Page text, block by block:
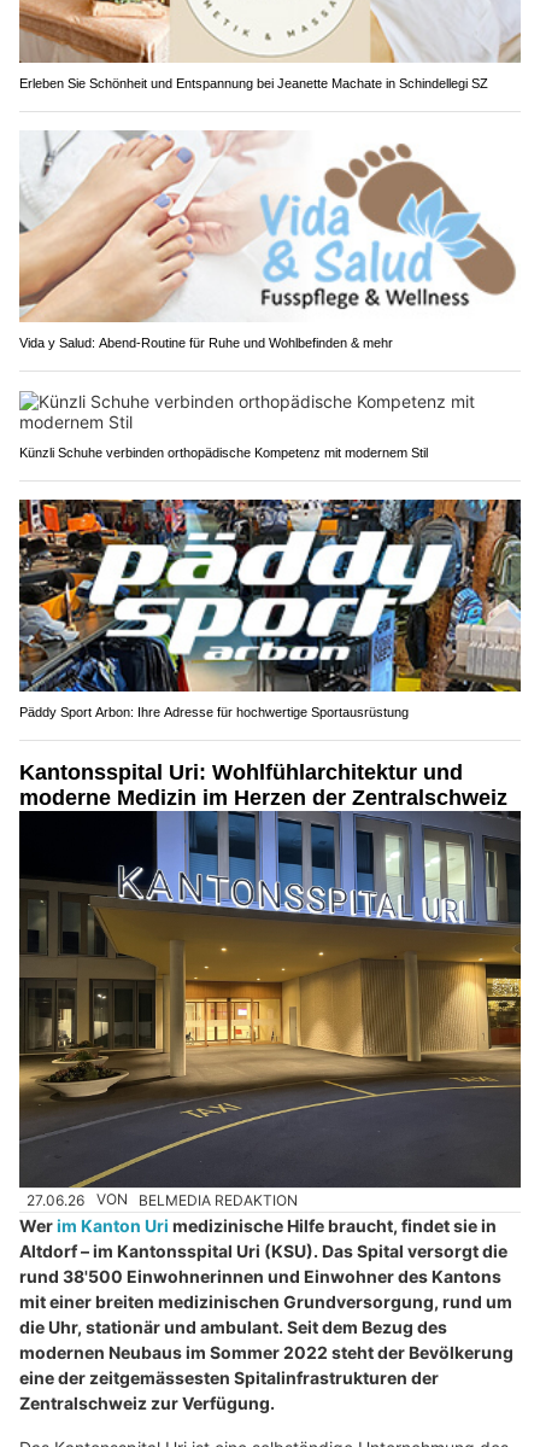
Erleben Sie Schönheit und Entspannung bei Jeanette Machate in Schindellegi SZ
Vida y Salud: Abend-Routine für Ruhe und Wohlbefinden & mehr
Künzli Schuhe verbinden orthopädische Kompetenz mit modernem Stil
Päddy Sport Arbon: Ihre Adresse für hochwertige Sportausrüstung
Kantonsspital Uri: Wohlfühlarchitektur und
moderne Medizin im Herzen der Zentralschweiz
27.06.26 VON BELMEDIA REDAKTION
Werim Kanton Uri medizinische Hilfe braucht, findet sie in
Altdorf – im Kantonsspital Uri (KSU). Das Spital versorgt die
rund 38'500 Einwohnerinnen und Einwohner des Kantons
mit einer breiten medizinischen Grundversorgung, rund um
die Uhr, stationär und ambulant. Seit dem Bezug des
modernen Neubaus im Sommer 2022 steht der Bevölkerung
eine der zeitgemässesten Spitalinfrastrukturen der
Zentralschweiz zur Verfügung.